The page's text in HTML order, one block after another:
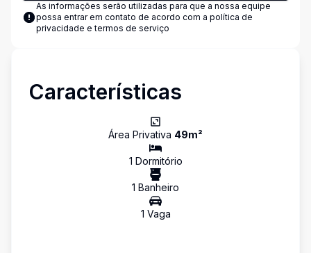
As informações serão utilizadas para que a nossa equipe
possa entrar em contato de acordo com a política de
privacidade e termos de serviço
Características
Área Privativa 49m²
1 Dormitório
1 Banheiro
1 Vaga